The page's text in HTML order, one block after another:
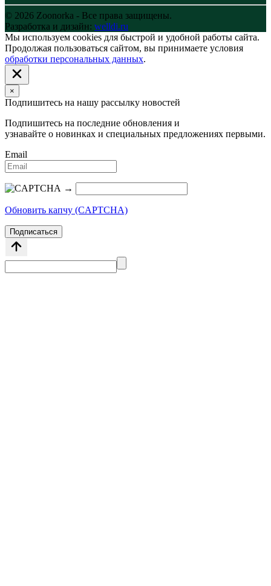
© 2026 Zoonorka - Все права защищены.
Разработка и дизайн: welldi.ru
Мы используем cookies для быстрой и удобной работы сайта.
Продолжая пользоваться сайтом, вы принимаете условия
обработки персональных данных.
×
Подпишитесь на нашу рассылку новостей
Подпишитесь на последние обновления и
узнавайте о новинках и специальных предложениях первыми.
Email
→
Обновить капчу (CAPTCHA)
Подписаться